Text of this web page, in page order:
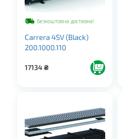
Безкоштовна доставка!
Carrera 4SV (Black)
200.1000.110
17134₴